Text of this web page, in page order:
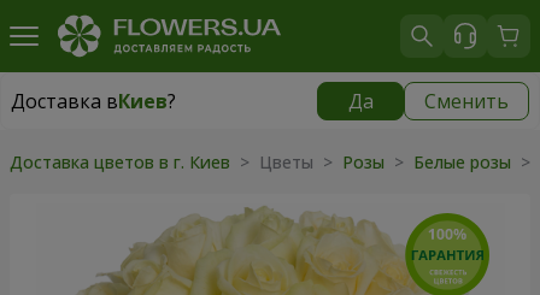
Доставка вКиев? Да Сменить
Доставка вКиев
Доставка цветов в г. Киев > Цветы > Розы > Белые розы >